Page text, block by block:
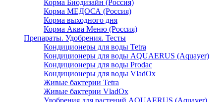
Корма Биодизайн (Россия)
Корма МЕДОСА (Россия)
Корма выходного дня
Корма Аква Меню (Россия)
Препараты. Удобрения. Тесты
Кондиционеры для воды Tetra
Кондиционеры для воды AQUAERUS (Aquayer)
Кондиционеры для воды Prodac
Кондиционеры для воды VladOx
Живые бактерии Tetra
Живые бактерии VladOx
Удобрения для растений AQUAERUS (Aquayer)